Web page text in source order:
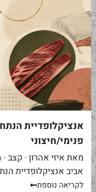
פנימי/חיצוני
מאת איזי אהרון · קצב
באים אליי בקצביה
לקריאה נוספת